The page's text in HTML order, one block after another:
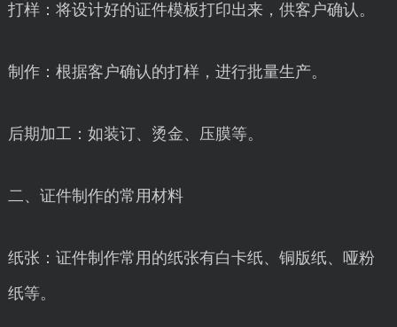
打样：将设计好的证件模板打印出来，供客户确认。
制作：根据客户确认的打样，进行批量生产。
后期加工：如装订、烫金、压膜等。
二、证件制作的常用材料
纸张：证件制作常用的纸张有白卡纸、铜版纸、哑粉
纸等。